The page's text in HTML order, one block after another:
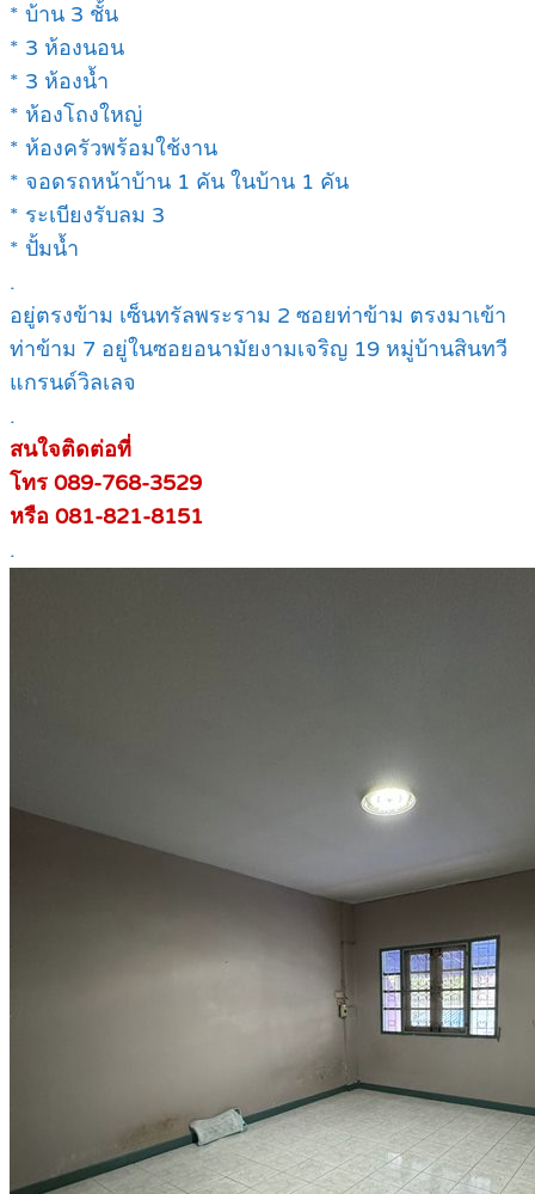
* บ้าน 3 ชั้น
* 3 ห้องนอน
* 3 ห้องน้ำ
* ห้องโถงใหญ่
* ห้องครัวพร้อมใช้งาน
* จอดรถหน้าบ้าน 1 คัน ในบ้าน 1 คัน
* ระเบียงรับลม 3
* ปั้มน้ำ
.
อยู่ตรงข้าม เซ็นทรัลพระราม 2 ซอยท่าข้าม ตรงมาเข้า
ท่าข้าม 7 อยู่ในซอยอนามัยงามเจริญ 19 หมู่บ้านสินทวี
แกรนด์วิลเลจ
.
สนใจติดต่อที่
โทร 089-768-3529
หรือ 081-821-8151
.